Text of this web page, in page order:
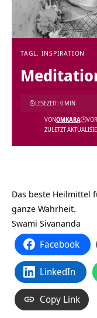
TÄGL. INSPIRATION
ZULETZT
VONOMKARA
LESEZEIT: 0 MIN
Das beste Heilmittel
ganze Wahrheit.
Swami Sivananda
Facebook
LinkedIn
Copy Link